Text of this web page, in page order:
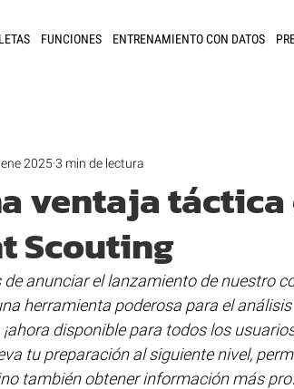
FUNCIONES ENTRENAMIENTO CON DATOS
ventaja
Scouting
20253 min de lectura
anunciar el lanzamiento de nuestro
herramienta poderosa para el
disponible para todos los
tu preparación al siguiente nivel,
también obtener información más